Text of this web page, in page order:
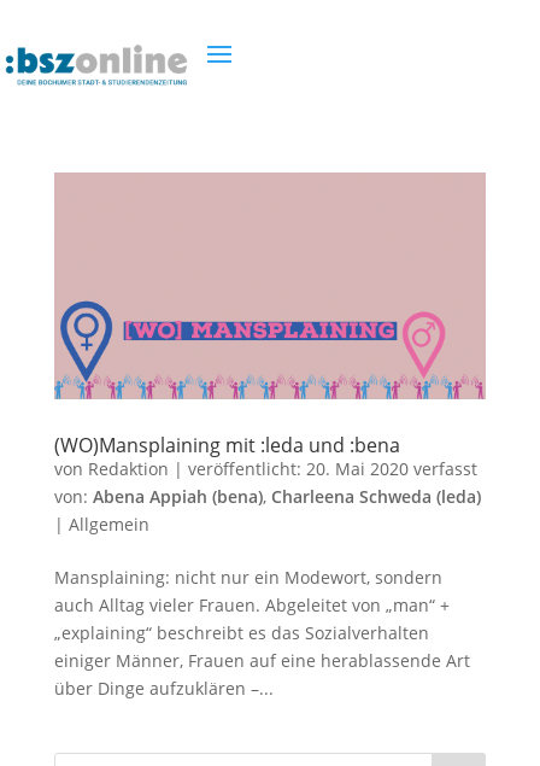
(WO)Mansplaining mit :leda und :bena
von Redaktion | veröffentlicht: 20. Mai 2020verfasst
von: Abena Appiah (bena), Charleena Schweda (leda)
| Allgemein
Mansplaining: nicht nur ein Modewort, sondern
auch Alltag vieler Frauen. Abgeleitet von „man“ +
„explaining“ beschreibt es das Sozialverhalten
einiger Männer, Frauen auf eine herablassende Art
über Dinge aufzuklären –...